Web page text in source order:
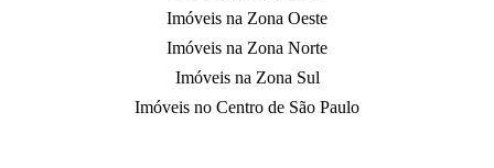
Imóveis na Zona Oeste
Imóveis na Zona Norte
Imóveis na Zona Sul
Imóveis no Centro de São Paulo